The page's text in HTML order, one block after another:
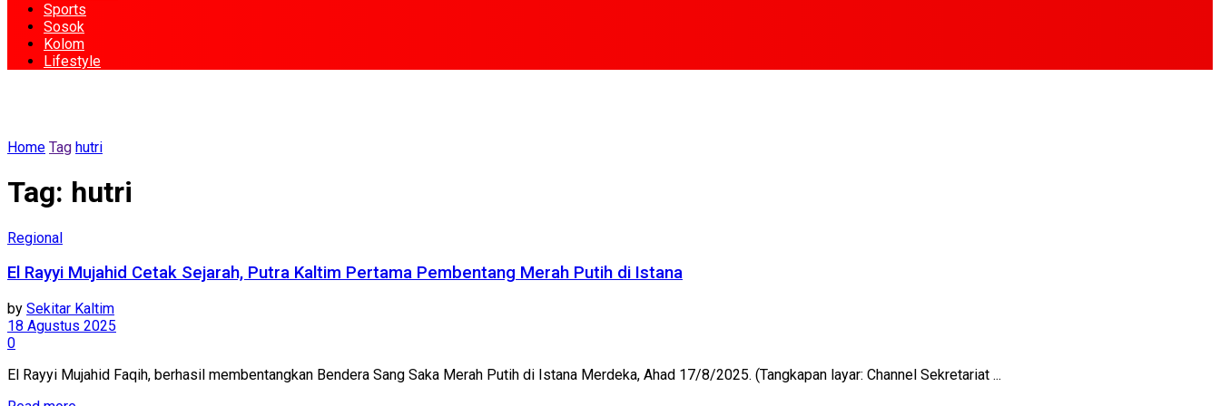
Sports
Sosok
Kolom
Lifestyle
Home Tag hutri
Tag: hutri
Regional
El Rayyi Mujahid Cetak Sejarah, Putra Kaltim Pertama Pembentang Merah Putih di Istana
by Sekitar Kaltim
18 Agustus 2025
0
El Rayyi Mujahid Faqih, berhasil membentangkan Bendera Sang Saka Merah Putih di Istana Merdeka, Ahad 17/8/2025. (Tangkapan layar: Channel Sekretariat ...